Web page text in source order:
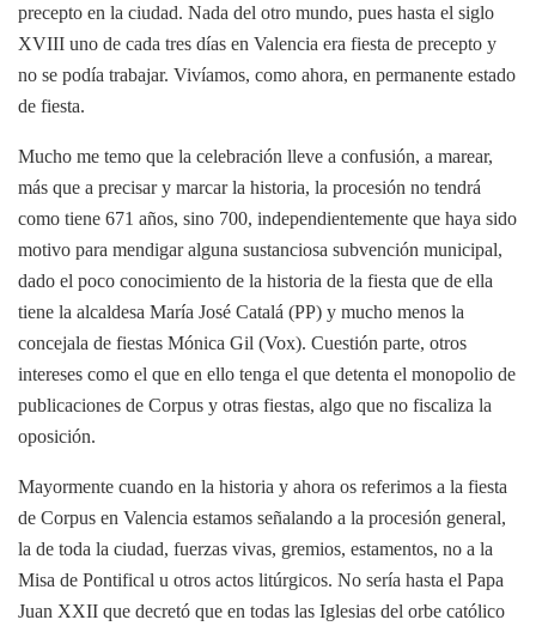
precepto en la ciudad. Nada del otro mundo, pues hasta el siglo
XVIII uno de cada tres días en Valencia era fiesta de precepto y
no se podía trabajar. Vivíamos, como ahora, en permanente estado
de fiesta.
Mucho me temo que la celebración lleve a confusión, a marear,
más que a precisar y marcar la historia, la procesión no tendrá
como tiene 671 años, sino 700, independientemente que haya sido
motivo para mendigar alguna sustanciosa subvención municipal,
dado el poco conocimiento de la historia de la fiesta que de ella
tiene la alcaldesa María José Catalá (PP) y mucho menos la
concejala de fiestas Mónica Gil (Vox). Cuestión parte, otros
intereses como el que en ello tenga el que detenta el monopolio de
publicaciones de Corpus y otras fiestas, algo que no fiscaliza la
oposición.
Mayormente cuando en la historia y ahora os referimos a la fiesta
de Corpus en Valencia estamos señalando a la procesión general,
la de toda la ciudad, fuerzas vivas, gremios, estamentos, no a la
Misa de Pontifical u otros actos litúrgicos. No sería hasta el Papa
Juan XXII que decretó que en todas las Iglesias del orbe católico